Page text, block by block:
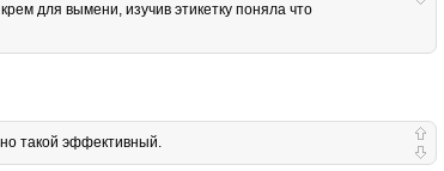
для вымени, изучив этикетку поняла что
такой эффективный.